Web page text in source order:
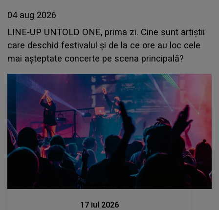
04 aug 2026
LINE-UP UNTOLD ONE, prima zi. Cine sunt artiștii
care deschid festivalul și de la ce ore au loc cele
mai așteptate concerte pe scena principală?
Divertisment
17 iul 2026